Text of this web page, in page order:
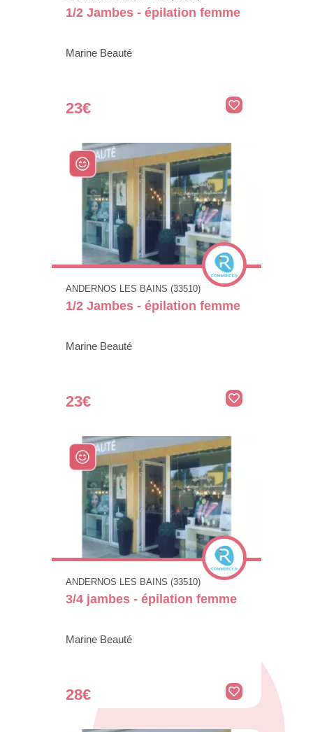
1/2 Jambes - épilation femme
Marine Beauté
23€
ANDERNOS LES BAINS (33510)
1/2 Jambes - épilation femme
Marine Beauté
23€
ANDERNOS LES BAINS (33510)
3/4 jambes - épilation femme
Marine Beauté
28€